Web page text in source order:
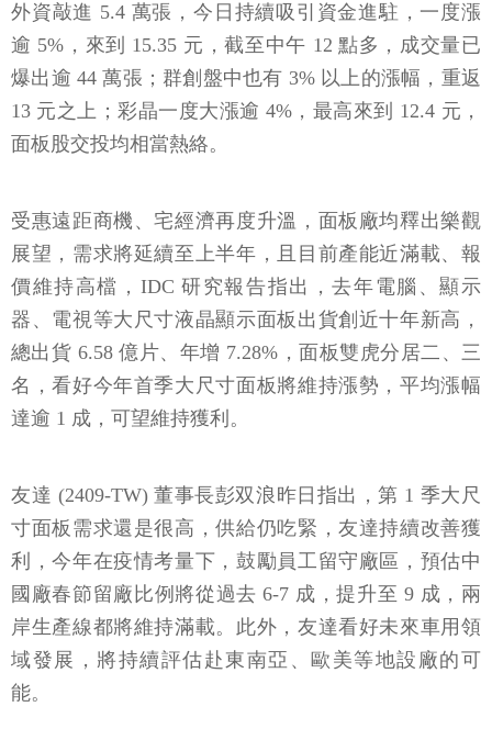
外資敲進 5.4 萬張，今日持續吸引資金進駐，一度漲
逾 5%，來到 15.35 元，截至中午 12 點多，成交量已
爆出逾 44 萬張；群創盤中也有 3% 以上的漲幅，重返
13 元之上；彩晶一度大漲逾 4%，最高來到 12.4 元，
面板股交投均相當熱絡。
受惠遠距商機、宅經濟再度升溫，面板廠均釋出樂觀
展望，需求將延續至上半年，且目前產能近滿載、報
價維持高檔，IDC 研究報告指出，去年電腦、顯示
器、電視等大尺寸液晶顯示面板出貨創近十年新高，
總出貨 6.58 億片、年增 7.28%，面板雙虎分居二、三
名，看好今年首季大尺寸面板將維持漲勢，平均漲幅
達逾 1 成，可望維持獲利。
友達 (2409-TW) 董事長彭双浪昨日指出，第 1 季大尺
寸面板需求還是很高，供給仍吃緊，友達持續改善獲
利，今年在疫情考量下，鼓勵員工留守廠區，預估中
國廠春節留廠比例將從過去 6-7 成，提升至 9 成，兩
岸生產線都將維持滿載。此外，友達看好未來車用領
域發展，將持續評估赴東南亞、歐美等地設廠的可
能。